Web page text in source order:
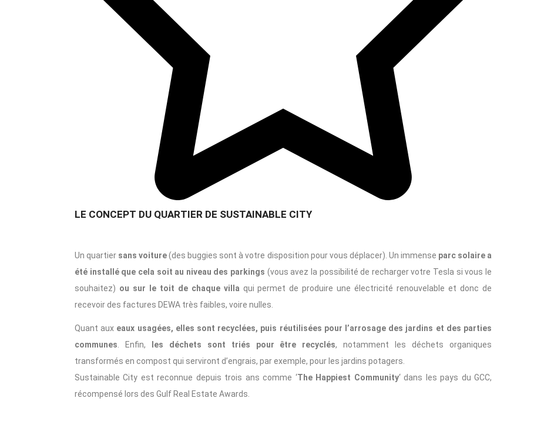
LE CONCEPT DU QUARTIER DE SUSTAINABLE CITY
Un quartier sans voiture(des buggies sont à votre disposition pour vous déplacer). Un immense parc solaire a
été installé que cela soit au niveau des parkings (vous avez la possibilité de recharger votre Tesla si vous le
souhaitez) ou sur le toit de chaque villa qui permet de produire une électricité renouvelable et donc de
recevoir des factures DEWA très faibles, voire nulles.
Quant aux eaux usagées, elles sont recyclées, puis réutilisées pour l’arrosage des jardins et des parties
communes. Enfin, les déchets sont triés pour être recyclés, notamment les déchets organiques
transformés en compost qui serviront d’engrais, par exemple, pour les jardins potagers.
Sustainable City est reconnue depuis trois ans comme ‘The Happiest Community‘ dans les pays du GCC,
récompensé lors des Gulf Real Estate Awards.